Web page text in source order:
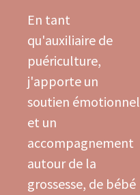
En tant
qu'auxiliaire de
puériculture,
j'apporte un
soutien émotionnel
et un
accompagnement
autour de la
grossesse, de bébé